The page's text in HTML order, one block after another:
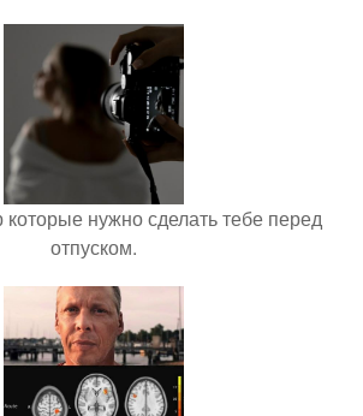
нужно сделать тебе перед
отпуском.